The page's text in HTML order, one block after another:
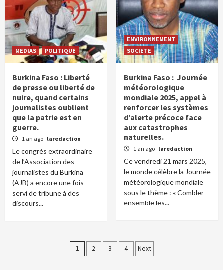
MEDIAS POLITIQUE
Burkina Faso : Liberté
de presse ou liberté de
nuire, quand certains
journalistes oublient
que la patrie est en
guerre.
1 an ago laredaction
Le congrès extraordinaire
de l’Association des
journalistes du Burkina
(AJB) a encore une fois
servi de tribune à des
discours...
ENVIRONNEMENT
SOCIETE
Burkina Faso : Journée
météorologique
mondiale 2025, appel à
renforcer les systèmes
d’alerte précoce face
aux catastrophes
naturelles.
1 an ago laredaction
Ce vendredi 21 mars 2025,
le monde célèbre la Journée
météorologique mondiale
sous le thème : « Combler
ensemble les...
Pagination
1 2 3 4 Next